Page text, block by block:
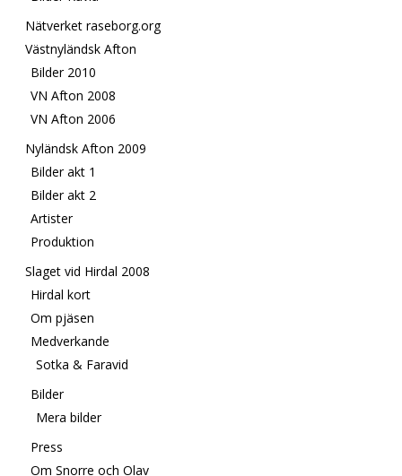
Nätverket raseborg.org
Västnyländsk Afton
Bilder 2010
VN Afton 2008
VN Afton 2006
Nyländsk Afton 2009
Bilder akt 1
Bilder akt 2
Artister
Produktion
Slaget vid Hirdal 2008
Hirdal kort
Om pjäsen
Medverkande
Sotka & Faravid
Bilder
Mera bilder
Press
Om Snorre och Olav